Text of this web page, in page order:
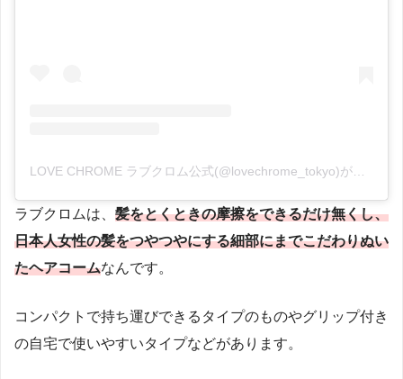
LOVE CHROME ラブクロム公式(@lovechrome_tokyo)がシェアした投稿
ラブクロムは、 髪をとくときの摩擦をできるだけ無くし、
日本人女性の髪をつやつやにする細部にまでこだわりぬい
たヘアコームなんです。
コンパクトで持ち運びできるタイプのものやグリップ付き
の自宅で使いやすいタイプなどがあります。